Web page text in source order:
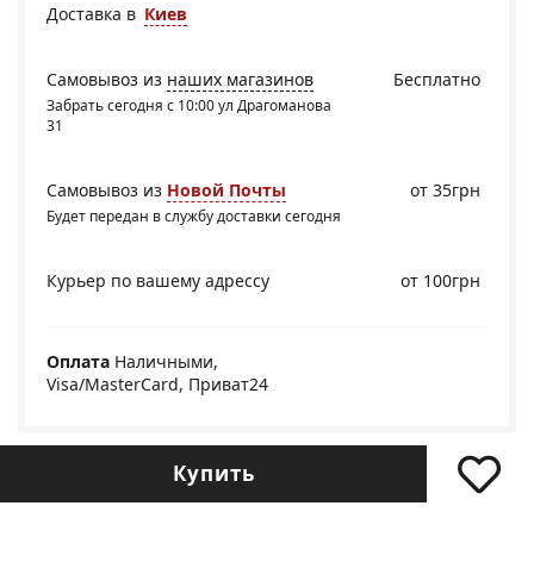
Доставка в Киев
Бесплатно
Самовывоз из наших магазинов
Забрать сегодня с 10:00 ул Драгоманова
31
Самовывоз из Новой Почты
Будет передан в службу доставки сегодня
от 35грн
Курьер по вашему адрессу от 100грн
Оплата Наличными,
Visa/MasterCard, Приват24
Купить